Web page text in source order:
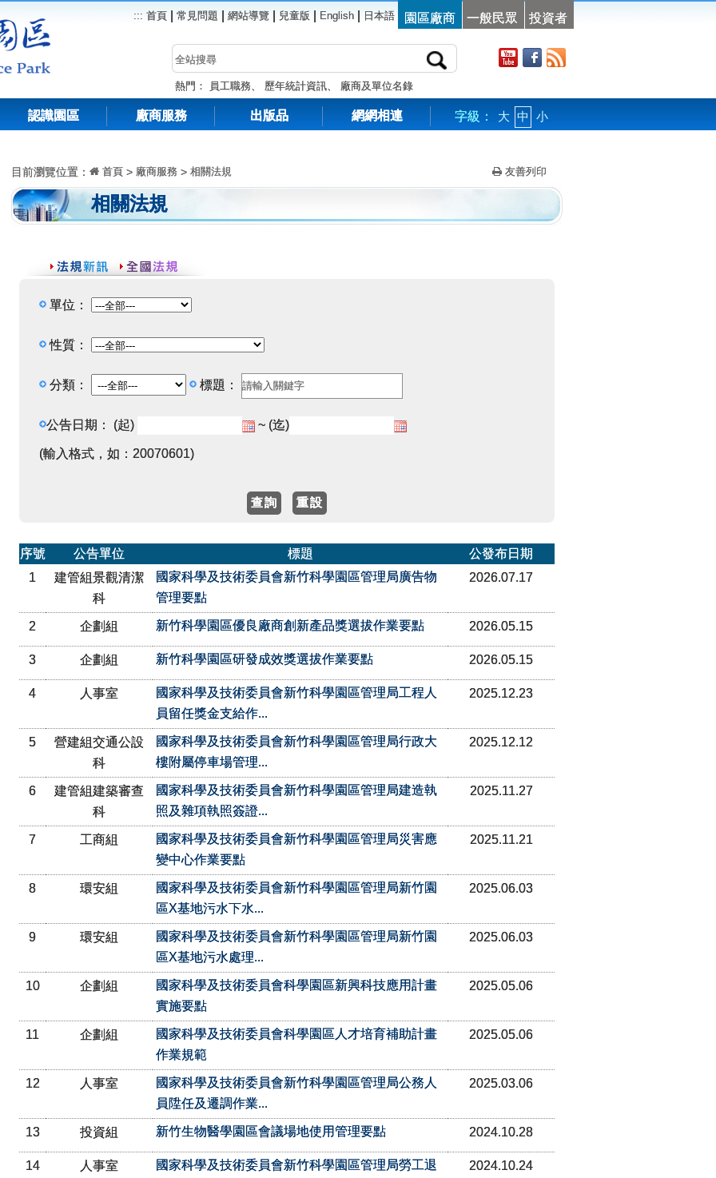
::: 首頁 常見問題 網站導覽 兒童版 English 日本語 園區廠商 一般民眾 投資者
熱門： 員工職務、 歷年統計資訊、 廠商及單位名錄
認識園區 廠商服務 出版品 網網相連 字級： 大 中 小
目前瀏覽位置： 首頁 > 廠商服務 > 相關法規 友善列印
相關法規
單位：
性質：
分類： 標題：
公告日期： (起) ~ (迄)
(輸入格式，如：20070601)
序號 公告單位 標題
公發布日期
1
建管組景觀清潔
科
國家科學及技術委員會新竹科學園區管理局廣告物
管理要點
2026.07.17
2 企劃組 新竹科學園區優良廠商創新產品獎選拔作業要點 2026.05.15
3 企劃組 新竹科學園區研發成效獎選拔作業要點 2026.05.15
4 人事室
國家科學及技術委員會新竹科學園區管理局工程人
員留任獎金支給作...
2025.12.23
5
營建組交通公設
科
國家科學及技術委員會新竹科學園區管理局行政大
樓附屬停車場管理...
2025.12.12
6
建管組建築審查
科
國家科學及技術委員會新竹科學園區管理局建造執
照及雜項執照簽證...
2025.11.27
7 工商組
國家科學及技術委員會新竹科學園區管理局災害應
變中心作業要點
2025.11.21
8 環安組
國家科學及技術委員會新竹科學園區管理局新竹園
區X基地污水下水...
2025.06.03
9 環安組
國家科學及技術委員會新竹科學園區管理局新竹園
區X基地污水處理...
2025.06.03
10 企劃組
國家科學及技術委員會科學園區新興科技應用計畫
實施要點
2025.05.06
11 企劃組
國家科學及技術委員會科學園區人才培育補助計畫
作業規範
2025.05.06
12 人事室
國家科學及技術委員會新竹科學園區管理局公務人
員陞任及遷調作業...
2025.03.06
13 投資組 新竹生物醫學園區會議場地使用管理要點 2024.10.28
14 人事室
國家科學及技術委員會新竹科學園區管理局勞工退
2024.10.24